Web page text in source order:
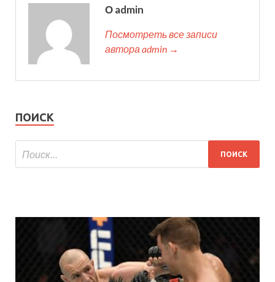
О admin
Посмотреть все записи
автора admin →
ПОИСК